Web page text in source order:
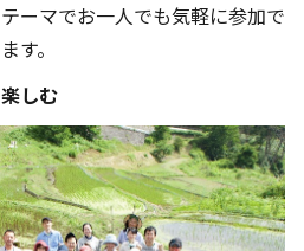
ーマでお一人でも気軽に参加で
す。
しむ